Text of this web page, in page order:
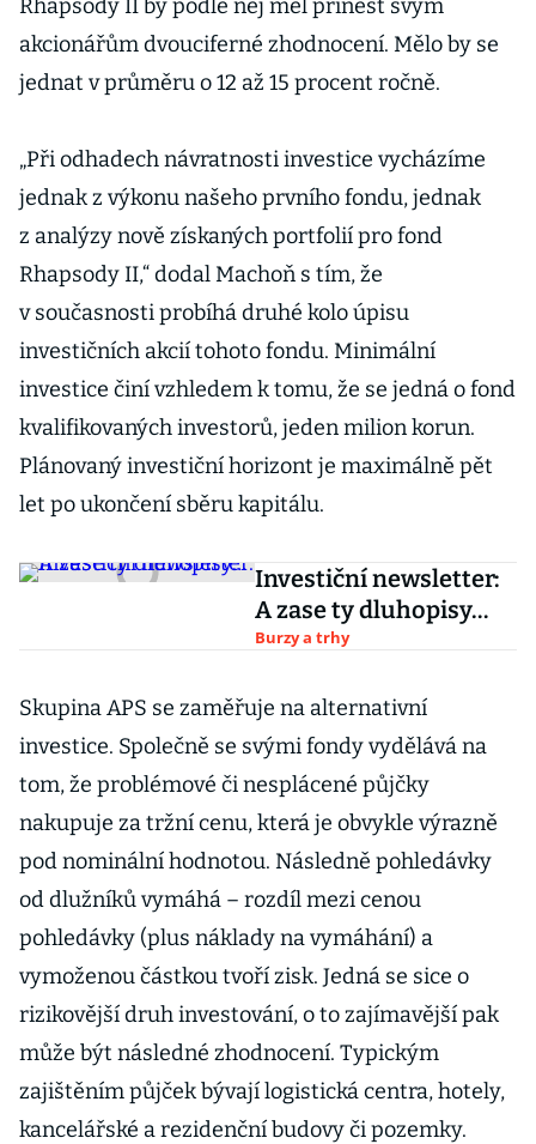
Rhapsody II by podle něj měl přinést svým
akcionářům dvouciferné zhodnocení. Mělo by se
jednat v průměru o 12 až 15 procent ročně.
„Při odhadech návratnosti investice vycházíme
jednak z výkonu našeho prvního fondu, jednak
z analýzy nově získaných portfolií pro fond
Rhapsody II,“ dodal Machoň s tím, že
v současnosti probíhá druhé kolo úpisu
investičních akcií tohoto fondu. Minimální
investice činí vzhledem k tomu, že se jedná o fond
kvalifikovaných investorů, jeden milion korun.
Plánovaný investiční horizont je maximálně pět
let po ukončení sběru kapitálu.
Investiční newsletter:
A zase ty dluhopisy…
Burzy a trhy
Skupina APS se zaměřuje na alternativní
investice. Společně se svými fondy vydělává na
tom, že problémové či nesplácené půjčky
nakupuje za tržní cenu, která je obvykle výrazně
pod nominální hodnotou. Následně pohledávky
od dlužníků vymáhá – rozdíl mezi cenou
pohledávky (plus náklady na vymáhání) a
vymoženou částkou tvoří zisk. Jedná se sice o
rizikovější druh investování, o to zajímavější pak
může být následné zhodnocení. Typickým
zajištěním půjček bývají logistická centra, hotely,
kancelářské a rezidenční budovy či pozemky.